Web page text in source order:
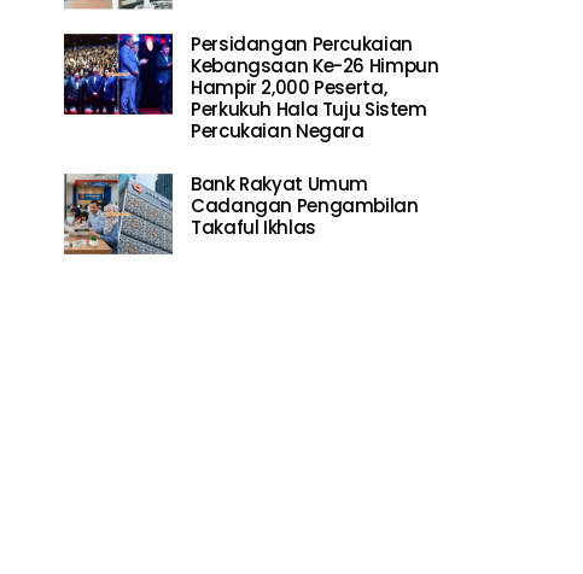
Persidangan Percukaian
Kebangsaan Ke-26 Himpun
Hampir 2,000 Peserta,
Perkukuh Hala Tuju Sistem
Percukaian Negara
Bank Rakyat Umum
Cadangan Pengambilan
Takaful Ikhlas